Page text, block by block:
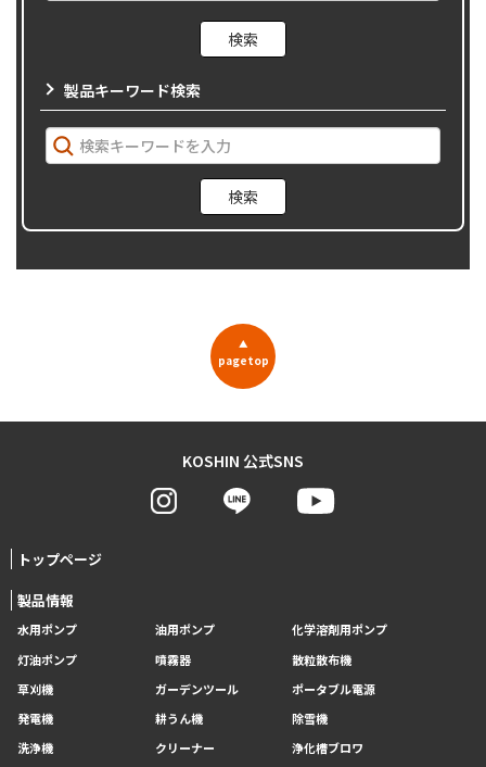
製品キーワード検索
▲
pagetop
KOSHIN 公式SNS
トップページ
製品情報
水用ポンプ 油用ポンプ
化学溶剤用ポンプ
灯油ポンプ
噴霧器
散粒散布機
草刈機
ガーデンツール
ポータブル電源
発電機
耕うん機
除雪機
洗浄機
クリーナー
浄化槽ブロワ